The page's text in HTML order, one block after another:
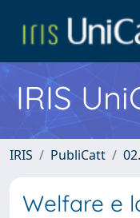
IRIS
IRIS PubliCatt
Welfare e